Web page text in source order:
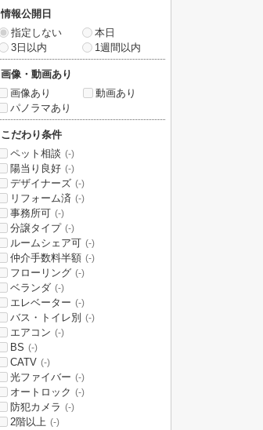
情報公開日
指定しない
本日
3日以内
1週間以内
画像・動画あり
画像あり
動画あり
パノラマあり
こだわり条件
ペット相談 (-)
陽当り良好 (-)
デザイナーズ (-)
リフォーム済 (-)
事務所可 (-)
分譲タイプ (-)
ルームシェア可 (-)
仲介手数料半額 (-)
フローリング (-)
ベランダ (-)
エレベーター (-)
バス・トイレ別 (-)
エアコン (-)
BS (-)
CATV (-)
光ファイバー (-)
オートロック (-)
防犯カメラ (-)
2階以上 (-)